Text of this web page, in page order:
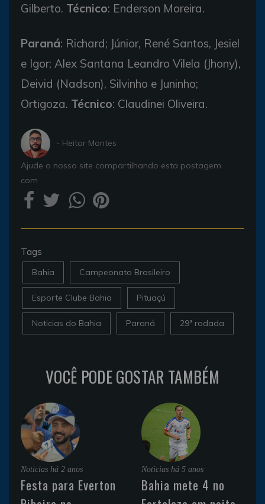
Gilberto. Técnico: Enderson Moreira.
Paraná: Richard; Júnior, René Santos, Jesiel
e Igor; Alex Santana Leandro Vilela (Jhony),
Deivid (Nadson), Silvinho e Juninho;
Ortigoza. Técnico: Claudinei Oliveira.
- Heitor Montes
Ajude o nosso site compartilhando esta postagem
com
Tags
Bahia Campeonato Brasileiro
Esporte Clube Bahia Pituaçú
Noticias do Bahia Paraná 29ª rodada
VOCÊ PODE GOSTAR TAMBÉM
Noticias há 2 anos
Festa para Everton
Noticias há 5 anos
Bahia mete 4 no